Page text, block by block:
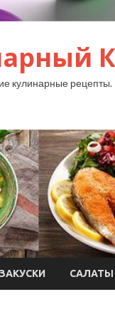
кулинарные рецепты.
ЗАКУСКИ САЛАТЫ